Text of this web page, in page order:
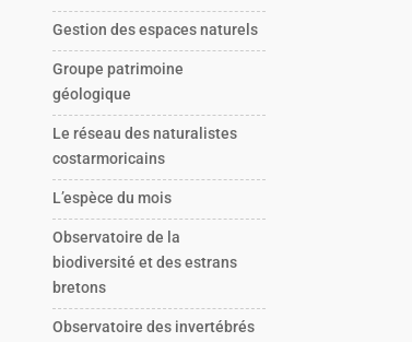
Gestion des espaces naturels
Groupe patrimoine
géologique
Le réseau des naturalistes
costarmoricains
L’espèce du mois
Observatoire de la
biodiversité et des estrans
bretons
Observatoire des invertébrés